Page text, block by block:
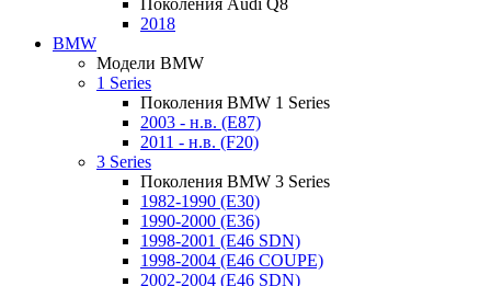
Поколения Audi Q8
2018
BMW
Модели BMW
1 Series
Поколения BMW 1 Series
2003 - н.в. (E87)
2011 - н.в. (F20)
3 Series
Поколения BMW 3 Series
1982-1990 (E30)
1990-2000 (E36)
1998-2001 (E46 SDN)
1998-2004 (E46 COUPE)
2002-2004 (E46 SDN)